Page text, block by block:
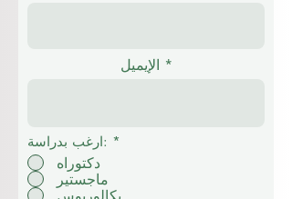
الإيميل
ارغب بدراسة: *
دكتوراه
ماجستير